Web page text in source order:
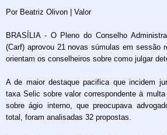
Por Beatriz Olivon | Valor
BRASÍLIA - O Pleno do Conselho
(Carf) aprovou 21 novas súmulas em sessão
orientam os conselheiros sobre como julgar
A de maior destaque pacifica que incidem
taxa Selic sobre valor correspondente à
sobre ágio interno, que preocupava
total, foram analisadas 32 propostas.